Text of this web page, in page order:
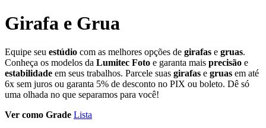
Nanlite
NEEWER
NiceFoto
NingBo Bolun
Girafa e Grua
Equipe seu estúdio com as melhores opções de girafas e gruas.
Conheça os modelos da Lumitec Foto e garanta mais precisão e
estabilidade em seus trabalhos. Parcele suas girafas e gruas em até
6x sem juros ou garanta 5% de desconto no PIX ou boleto. Dê só
uma olhada no que separamos para você!
Ver como Grade Lista